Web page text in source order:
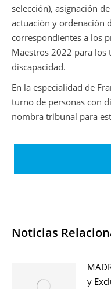
selección), asignación
actuación y ordenación
correspondientes a los
Maestros 2022 para los
discapacidad.
En la especialidad de
turno de personas con
nombra tribunal para
Noticias
y